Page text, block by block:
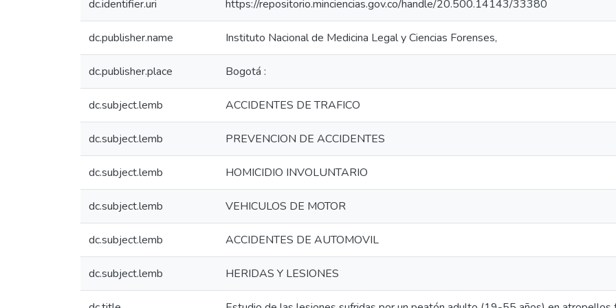
dc.identifier.uri https://repositorio.minciencias.gov.co/handle/20.500.14143/33380
dc.publisher.name Instituto Nacional de Medicina Legal y Ciencias Forenses,
dc.publisher.place Bogotá :
dc.subject.lemb ACCIDENTES DE TRAFICO
dc.subject.lemb PREVENCION DE ACCIDENTES
dc.subject.lemb HOMICIDIO INVOLUNTARIO
dc.subject.lemb VEHICULOS DE MOTOR
dc.subject.lemb ACCIDENTES DE AUTOMOVIL
dc.subject.lemb HERIDAS Y LESIONES